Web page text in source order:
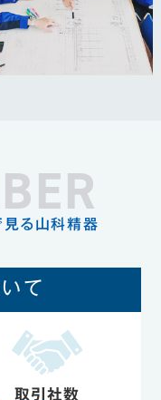
見る山科精器
て
取引社数